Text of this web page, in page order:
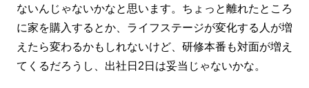
ないんじゃないかなと思います。ちょっと離れたところ
に家を購入するとか、ライフステージが変化する人が増
えたら変わるかもしれないけど、研修本番も対面が増え
てくるだろうし、出社日2日は妥当じゃないかな。